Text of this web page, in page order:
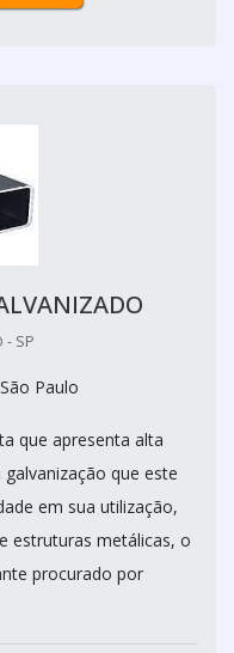
- SP
Paulo
que apresenta alta
que este
em sua utilização,
estruturas metálicas, o
procurado por